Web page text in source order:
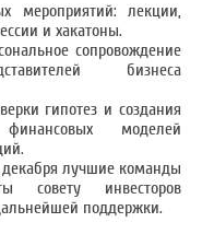
мероприятий: лекции,
и хакатоны.
сопровождение
бизнеса
гипотез и создания
моделей
лучшие команды
совету инвесторов
поддержки.